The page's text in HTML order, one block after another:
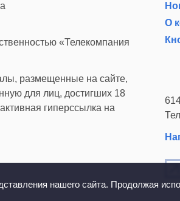
нашего сайта. Продолжая
«Телекомпания
размещенные на сайте,
для лиц, достигших 18
гиперссылка на
О